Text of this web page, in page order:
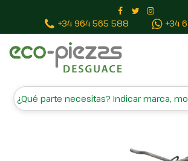
+34 964 565 588 +34
CERRADURA PUERTA
DELANTERA IZQUIERDA 81310M2000